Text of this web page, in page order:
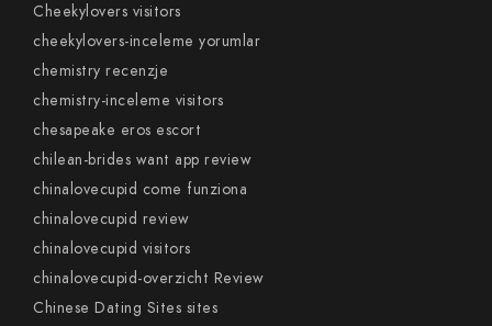
Cheekylovers visitors
cheekylovers-inceleme yorumlar
chemistry recenzje
chemistry-inceleme visitors
chesapeake eros escort
chilean-brides want app review
chinalovecupid come funziona
chinalovecupid review
chinalovecupid visitors
chinalovecupid-overzicht Review
Chinese Dating Sites sites